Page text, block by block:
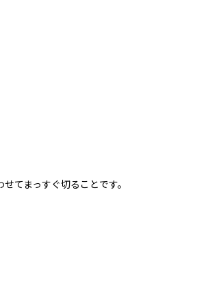
てまっすぐ切ることです。